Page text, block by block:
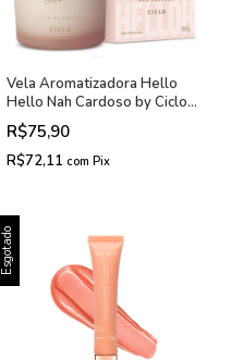
Vela Aromatizadora Hello
Hello Nah Cardoso by Ciclo
180g
R$75,90
R$72,11 com Pix
Esgotado